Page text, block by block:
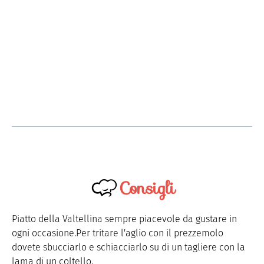
Consigli
Piatto della Valtellina sempre piacevole da gustare in
ogni occasione.Per tritare l'aglio con il prezzemolo
dovete sbucciarlo e schiacciarlo su di un tagliere con la
lama di un coltello.